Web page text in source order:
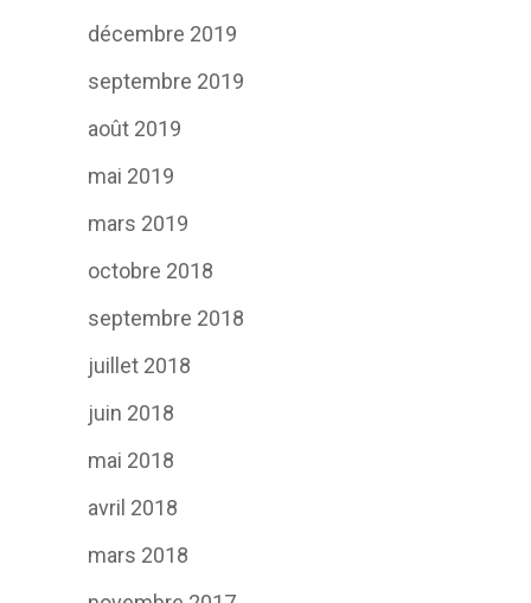
décembre 2019
septembre 2019
août 2019
mai 2019
mars 2019
octobre 2018
septembre 2018
juillet 2018
juin 2018
mai 2018
avril 2018
mars 2018